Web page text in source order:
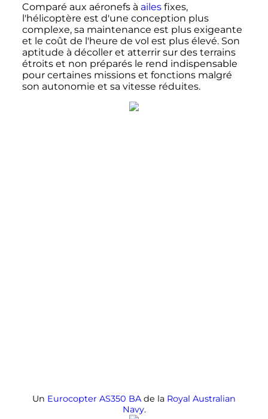
Comparé aux aéronefs à ailesfixes,
l'hélicoptère est d'une conception plus
complexe, sa maintenance est plus exigeante
et le coût de l'heure de vol est plus élevé. Son
aptitude à décoller et atterrir sur des terrains
étroits et non préparés le rend indispensable
pour certaines missions et fonctions malgré
son autonomie et sa vitesse réduites.
Un Eurocopter AS350 BAde la Royal Australian
Navy.